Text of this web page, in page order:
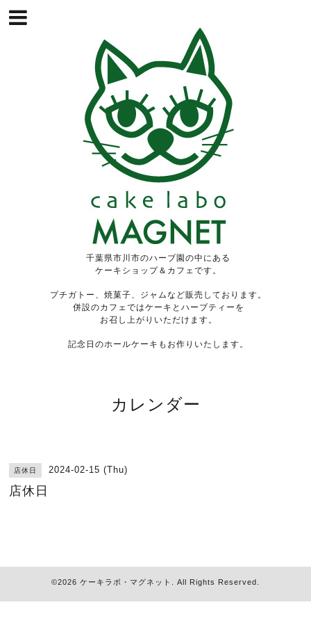
千葉県市川市のハーブ園の中にある
ケーキショップ＆カフェです。
プチガトー、焼菓子、ジャムなど販売しております。
併設のカフェではケーキとハーブティーを
お召し上がりいただけます。
記念日のホールケーキもお作りいたします。
カレンダー
店休日 2024-02-15 (Thu)
店休日
©2026 ケーキラボ・マグネット . All Rights Reserved.